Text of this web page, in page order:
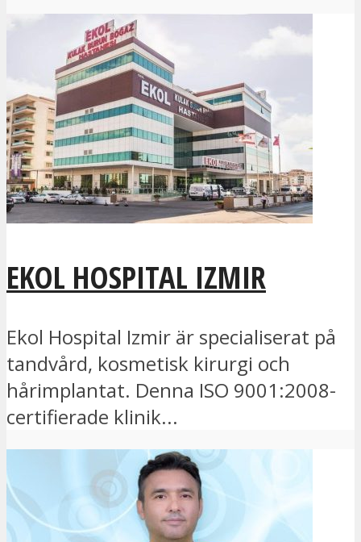
EKOL HOSPITAL IZMIR
Ekol Hospital Izmir är specialiserat på
tandvård, kosmetisk kirurgi och
hårimplantat. Denna ISO 9001:2008-
certifierade klinik...